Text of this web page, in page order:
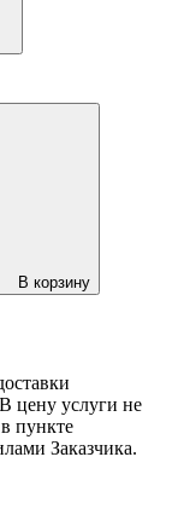
В корзину
цену услуги не
пункте
Заказчика.